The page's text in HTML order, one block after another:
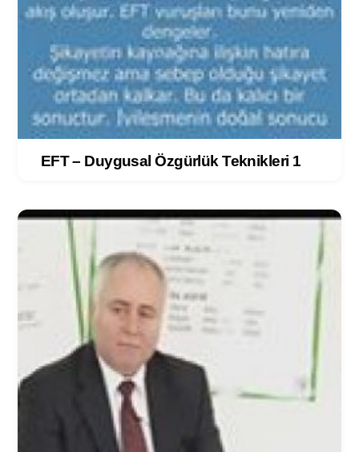
EFT – Duygusal Özgürlük Teknikleri 1